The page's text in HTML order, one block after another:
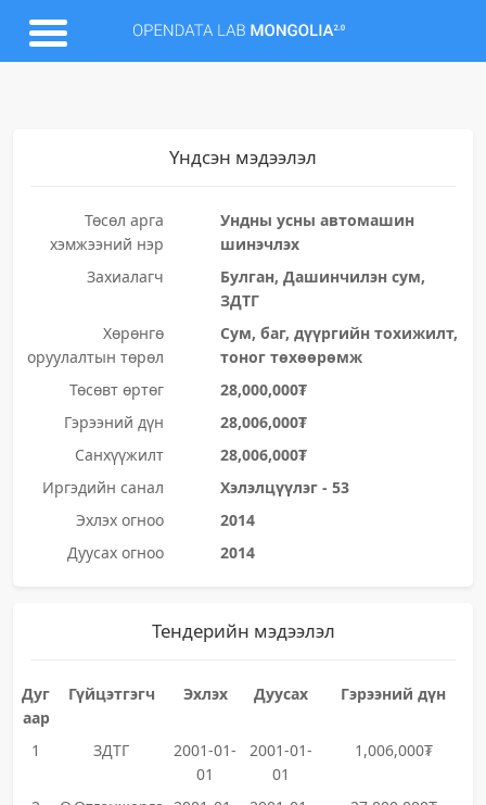
Үндсэн мэдээлэл
Төсөл арга
хэмжээний нэр
Ундны усны автомашин
шинэчлэх
Захиалагч
Булган, Дашинчилэн сум,
ЗДТГ
Хөрөнгө
оруулалтын төрөл
Сум, баг, дүүргийн тохижилт,
тоног төхөөрөмж
Төсөвт өртөг
28,000,000₮
Гэрээний дүн
28,006,000₮
Санхүүжилт
28,006,000₮
Иргэдийн санал
Хэлэлцүүлэг - 53
Эхлэх огноо
2014
Дуусах огноо
2014
Тендерийн мэдээлэл
Дуг
аар
Гүйцэтгэгч Эхлэх Дуусах Гэрээний дүн
1 ЗДТГ
2001-01-
01
2001-01-
01
1,006,000₮